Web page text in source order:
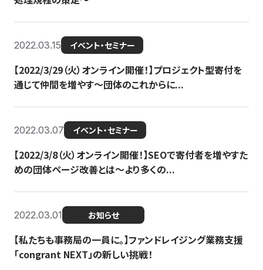
2022.03.15 イベント・セミナー
【2022/3/29（火）オンライン開催！】プロジェクト型寄付を
通じて仲間を増やす～団体のこれからに...
2022.03.07 イベント・セミナー
【2022/3/8（火）オンライン開催！】SEOで寄付者を増やすた
めの団体ページ改善とは～より多くの...
2022.03.01 お知らせ
【私たちも事務局の一員に。】ファンドレイジング業務支援
「congrant NEXT」の新しい挑戦！